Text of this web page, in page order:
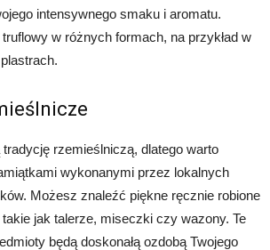
intensywnego smaku i aromatu.
w różnych formach, na przykład w
tradycję rzemieślniczą, dlatego warto
wykonanymi przez lokalnych
Możesz znaleźć piękne ręcznie robione
jak talerze, miseczki czy wazony. Te
będą doskonałą ozdobą Twojego